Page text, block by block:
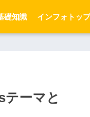
礎知識 インフォトッ
ーマと